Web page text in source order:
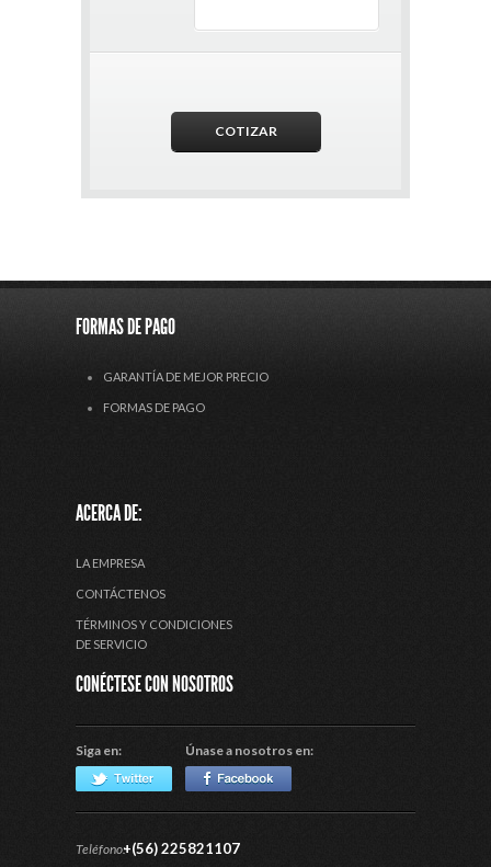
FORMAS DE PAGO
GARANTÍA DE MEJOR PRECIO
FORMAS DE PAGO
ACERCA DE:
LA EMPRESA
CONTÁCTENOS
TÉRMINOS Y CONDICIONES
DE SERVICIO
CONÉCTESE CON NOSOTROS
Siga en: Únase a nosotros en:
Teléfono:+(56) 225821107